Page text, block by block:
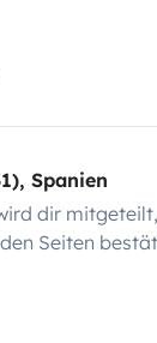
Spanien
dir
Seiten